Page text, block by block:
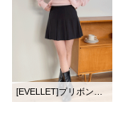
[EVELLET]プリボンホビデンパンツスカート